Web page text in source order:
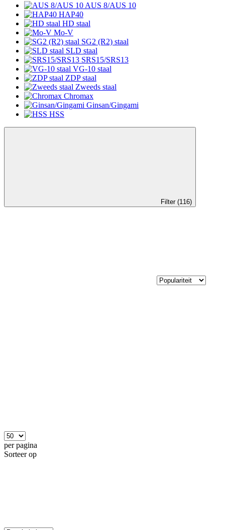
AUS 8/AUS 10
HAP40
HD staal
Mo-V
SG2 (R2) staal
SLD staal
SRS15/SRS13
VG-10 staal
ZDP staal
Zweeds staal
Chromax
Ginsan/Gingami
HSS
Filter (116)
per pagina
Sorteer op